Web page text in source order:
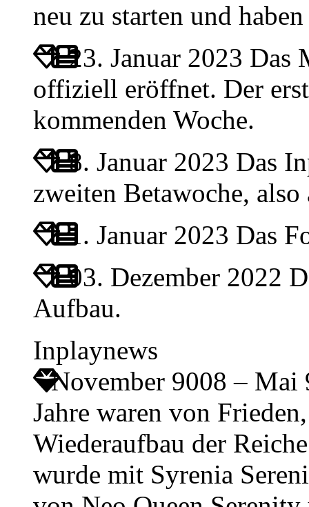
neu zu starten und
23. Januar 2023 Das
offiziell eröffnet. Der
kommenden Woche.
8. Januar 2023 Das
zweiten Betawoche, also
1. Januar 2023 Das
03. Dezember 2022
Aufbau.
Inplaynews
November 9008 – Mai
Jahre waren von
Wiederaufbau der
wurde mit Syrenia